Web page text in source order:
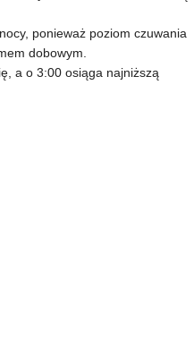
ponieważ poziom czuwania
dobowym.
a o 3:00 osiąga najniższą